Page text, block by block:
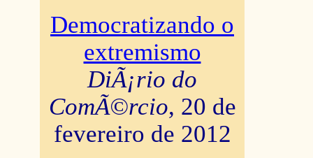
Democratizando o
extremismo
DiÃ¡rio do
ComÃ©rcio, 20 de
fevereiro de 2012